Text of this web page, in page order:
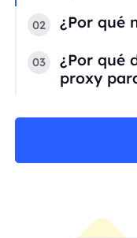
02 ¿Por qué
03
¿Por qué
proxy